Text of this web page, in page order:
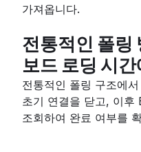
가져옵니다.
전통적인 폴링
보드 로딩 시
전통적인 폴링 구조에
초기 연결을 닫고, 이후
조회하여 완료 여부를